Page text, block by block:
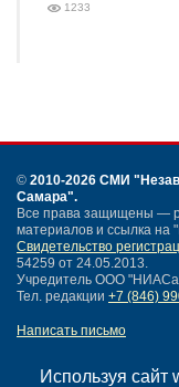
Используя сайт
1233
© 2010-2026 СМИ
Самара".
Все права защищены —
материалов и ссылка
Свидетельство
54259 от 24.05.2013.
Учредитель ООО
Тел. редакции +7 (846)
Написать письмо
Нашли ошибку?